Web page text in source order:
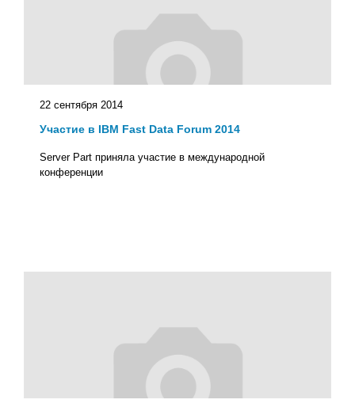
22 сентября 2014
Участие в IBM Fast Data Forum 2014
Server Part приняла участие в международной
конференции